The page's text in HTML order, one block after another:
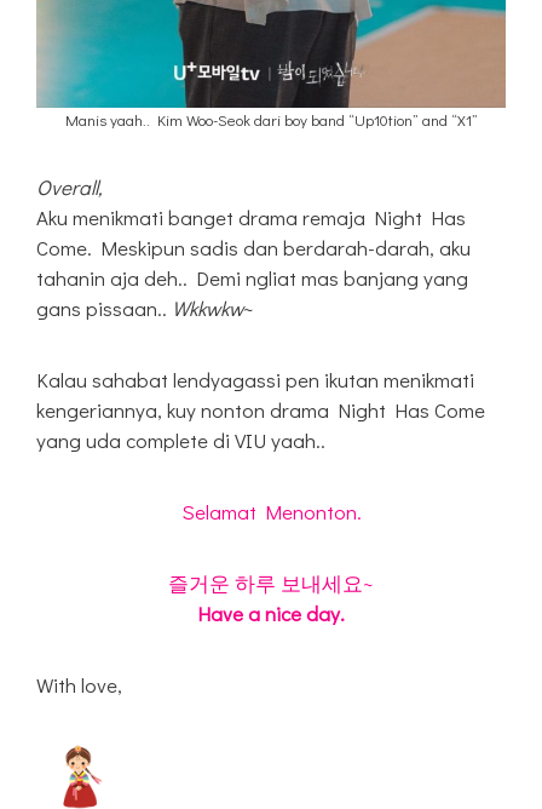
Manis yaah.. Kim Woo-Seok dari boy band “Up10tion” and “X1”
Overall,
Aku menikmati banget drama remaja Night Has
Come. Meskipun sadis dan berdarah-darah, aku
tahanin aja deh.. Demi ngliat mas banjang yang
gans pissaan.. Wkkwkw~
Kalau sahabat lendyagassi pen ikutan menikmati
kengeriannya, kuy nonton drama Night Has Come
yang uda complete di VIU yaah..
Selamat Menonton.
즐거운 하루 보내세요~
Have a nice day.
With love,